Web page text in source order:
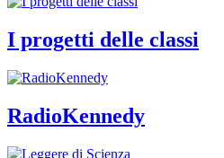
I progetti delle classi
RadioKennedy